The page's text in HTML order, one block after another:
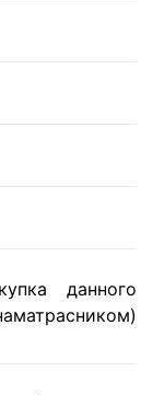
данного